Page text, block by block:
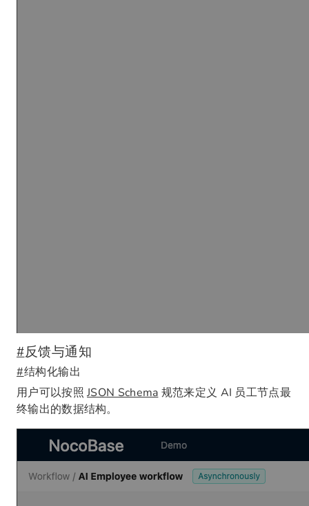
#反馈与通知
#结构化输出
用户可以按照JSON Schema 规范来定义 AI 员工节点最
终输出的数据结构。